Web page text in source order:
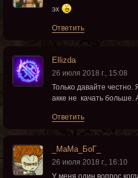
эх
Ответить
Ellizda
26 июля 2018 г., 15:08
Только давайте честно.
акке не качать больше.
Ответить
_МаМа_БоГ_
26 июля 2018 г., 16:10
У меня один